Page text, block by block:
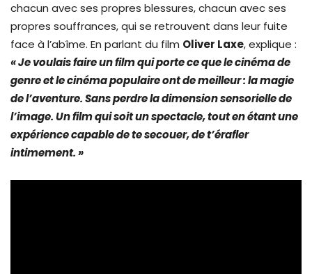
chacun avec ses propres blessures, chacun avec ses
propres souffrances, qui se retrouvent dans leur fuite
face à l’abîme. En parlant du film Oliver Laxe, explique :
« Je voulais faire un film qui porte ce que le cinéma de
genre et le cinéma populaire ont de meilleur : la magie
de l’aventure. Sans perdre la dimension sensorielle de
l’image. Un film qui soit un spectacle, tout en étant une
expérience capable de te secouer, de t’érafler
intimement. »